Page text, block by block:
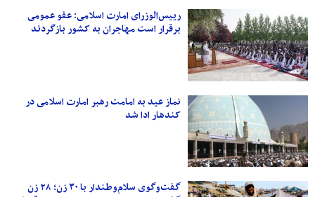
رییس‌الوزرای امارت اسلامی: عفو عمومی
برقرار است مهاجران به کشور بازگردند
نماز عید به امامت رهبر امارت اسلامی در
کندهار ادا شد
گفت‌وگوی سلام‌وطندار با ۳۰ زن؛ ۲۸ زن